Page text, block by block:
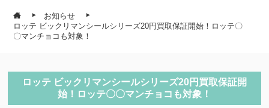
お知らせ
ロッテ ビックリマンシールシリーズ20円買取保証開始！ロッテ〇
〇マンチョコも対象！
ロッテ ビックリマンシールシリーズ20円買取保証開
始！ロッテ〇〇マンチョコも対象！